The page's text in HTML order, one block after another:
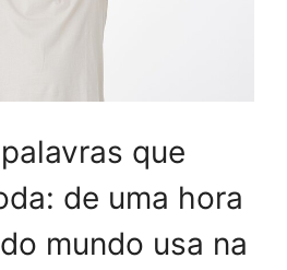
que
de uma hora
mundo usa na